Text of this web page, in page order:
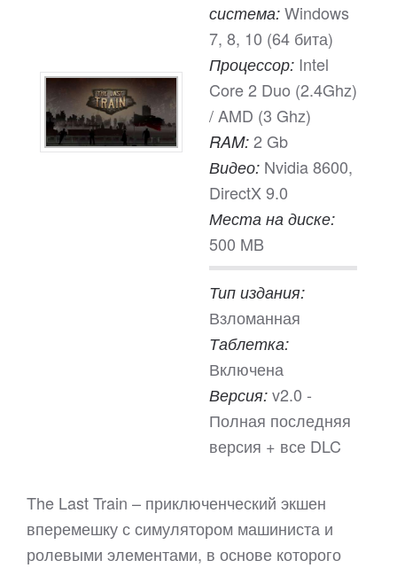
система: Windows
7, 8, 10 (64 бита)
Процессор: Intel
Core 2 Duo (2.4Ghz)
/ AMD (3 Ghz)
RAM: 2 Gb
Видео: Nvidia 8600,
DirectX 9.0
Места на диске:
500 MB
Тип издания:
Взломанная
Таблетка:
Включена
Версия: v2.0 -
Полная последняя
версия + все DLC
The Last Train – приключенческий экшен
вперемешку с симулятором машиниста и
ролевыми элементами, в основе которого